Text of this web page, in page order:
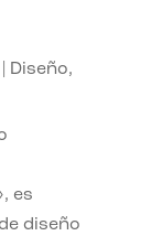
Diseño,
es
diseño